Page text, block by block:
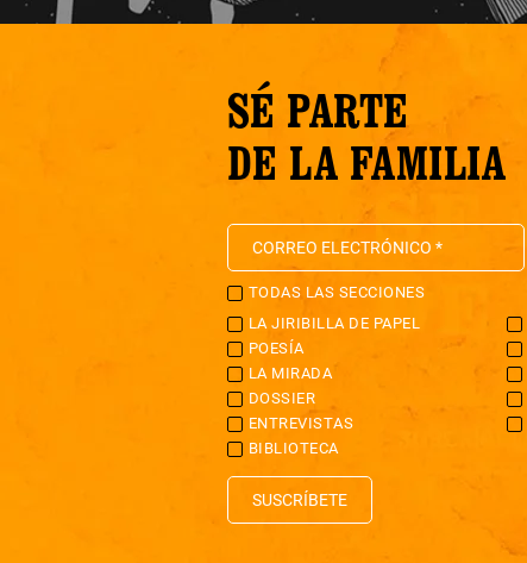
SÉ PARTE
DE LA FAMILIA
TODAS LAS SECCIONES
LA JIRIBILLA DE PAPEL
POESÍA
LA MIRADA
DOSSIER
ENTREVISTAS
BIBLIOTECA
SUSCRÍBETE